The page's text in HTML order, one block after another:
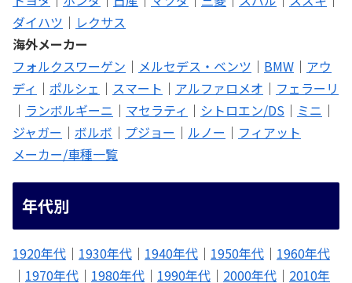
ダイハツ ｜ レクサス
海外メーカー
フォルクスワーゲン ｜ メルセデス・ベンツ ｜ BMW ｜ アウ
ディ ｜ ポルシェ ｜ スマート ｜ アルファロメオ ｜ フェラーリ
｜ ランボルギーニ ｜ マセラティ ｜ シトロエン/DS ｜ ミニ ｜
ジャガー ｜ ボルボ ｜ プジョー ｜ ルノー ｜ フィアット
メーカー/車種一覧
年代別
1920年代 ｜ 1930年代 ｜ 1940年代 ｜ 1950年代 ｜ 1960年代
｜ 1970年代 ｜ 1980年代 ｜ 1990年代 ｜ 2000年代 ｜ 2010年